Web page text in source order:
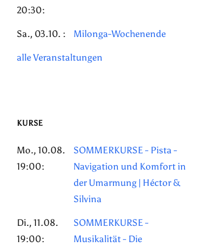
20:30:
Sa., 03.10. : Milonga-Wochenende
alle Veranstaltungen
KURSE
Mo., 10.08.
19:00:
SOMMERKURSE - Pista -
Navigation und Komfort in
der Umarmung | Héctor &
Silvina
Di., 11.08.
19:00:
SOMMERKURSE -
Musikalität - Die